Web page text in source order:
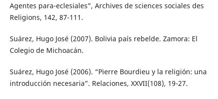
Agentes para-eclesiales”, Archives de sciences sociales des
Religions, 142, 87-111.
Suárez, Hugo José (2007). Bolivia país rebelde. Zamora: El
Colegio de Michoacán.
Suárez, Hugo José (2006). “Pierre Bourdieu y la religión: una
introducción necesaria”. Relaciones, XXVII(108), 19-27.